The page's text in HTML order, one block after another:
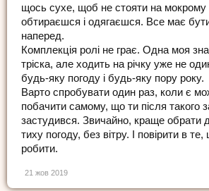
щось сухе, щоб не стояти на мокрому
обтираєшся і одягаєшся. Все має
наперед.
Комплекція ролі не грає. Одна моя
тріска, але ходить на річку уже не
будь-яку погоду і будь-яку пору року.
Варто спробувати один раз, коли є
побачити самому, що ти після такого
застудився. Звичайно, краще обрати
тиху погоду, без вітру. І повірити в
робити.
21 жов 2019